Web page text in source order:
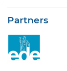
Partners